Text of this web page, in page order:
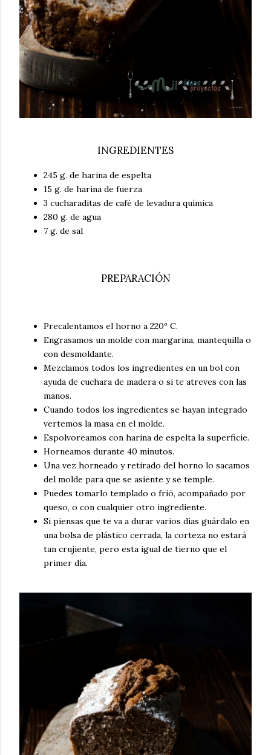
INGREDIENTES
245 g. de harina de espelta
15 g. de harina de fuerza
3 cucharaditas de café de levadura química
280 g. de agua
7 g. de sal
PREPARACIÓN
Precalentamos el horno a 220º C.
Engrasamos un molde con margarina, mantequilla o
con desmoldante.
Mezclamos todos los ingredientes en un bol con
ayuda de cuchara de madera o si te atreves con las
manos.
Cuando todos los ingredientes se hayan integrado
vertemos la masa en el molde.
Espolvoreamos con harina de espelta la superficie.
Horneamos durante 40 minutos.
Una vez horneado y retirado del horno lo sacamos
del molde para que se asiente y se temple.
Puedes tomarlo templado o frió, acompañado por
queso, o con cualquier otro ingrediente.
Si piensas que te va a durar varios días guárdalo en
una bolsa de plástico cerrada, la corteza no estará
tan crujiente, pero esta igual de tierno que el
primer día.